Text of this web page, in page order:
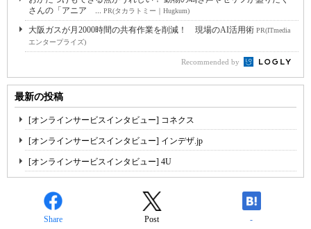
さんの「アニア ... PR(タカラトミー｜Hugkum)
大阪ガスが月2000時間の共有作業を削減！ 現場のAI活用術 PR(ITmedia
エンタープライズ)
Recommended by
最新の投稿
[オンラインサービスインタビュー] コネクス
[オンラインサービスインタビュー] インデザ.jp
[オンラインサービスインタビュー] 4U
Share Post -